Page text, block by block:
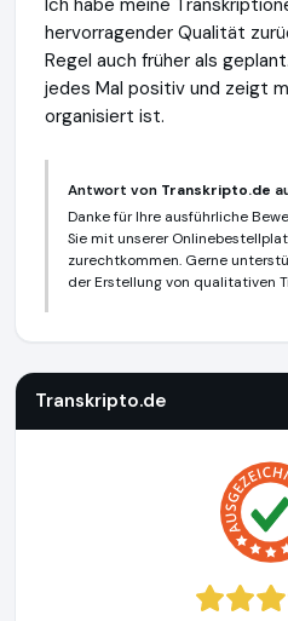
Ich habe meine
hervorragender Qualität
Regel auch früher als
jedes Mal positiv und zeigt
organisiert ist.
Antwort von Transkripto.de
Danke für Ihre ausführliche
Sie mit unserer
zurechtkommen. Gerne
der Erstellung von qualitativen
Transkripto.de